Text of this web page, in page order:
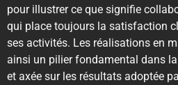
pour illustrer ce que signifie
qui place toujours la satisfaction
ses activités. Les réalisations en
ainsi un pilier fondamental dans
et axée sur les résultats adoptée